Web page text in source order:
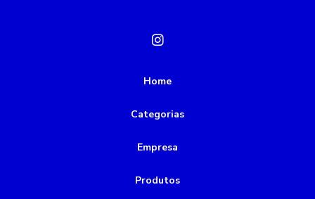
Home
Categorias
Empresa
Produtos